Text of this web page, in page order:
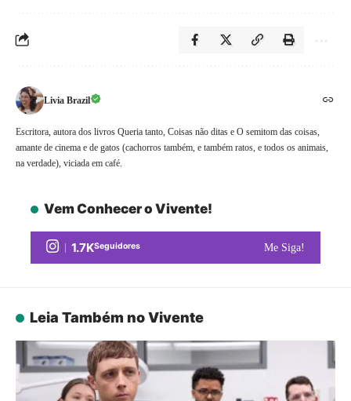
Livia Brazil
Escritora, autora dos livros Queria tanto, Coisas não ditas e O semitom das coisas,
amante de cinema e de gatos (cachorros também, e também ratos, e todos os animais,
na verdade), viciada em café.
Vem Conhecer o Vivente!
1.7KSeguidores Me Siga!
Leia Também no Vivente